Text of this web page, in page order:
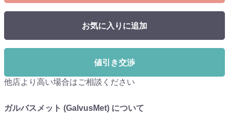
お気に入りに追加
値引き交渉
他店より高い場合はご相談ください
ガルバスメット (GalvusMet) について